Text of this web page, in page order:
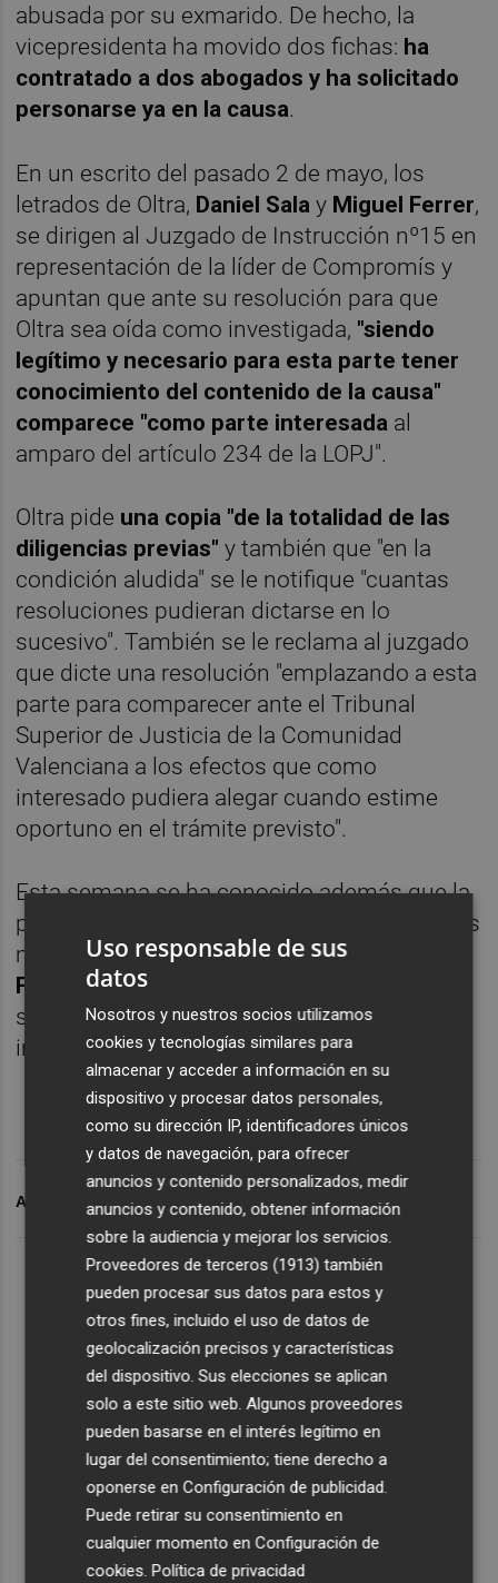
abusada por su exmarido. De hecho, la
vicepresidenta ha movido dos fichas: ha
contratado a dos abogados y ha solicitado
personarse ya en la causa.
En un escrito del pasado 2 de mayo, los
letrados de Oltra, Daniel Sala y Miguel Ferrer,
se dirigen al Juzgado de Instrucción nº15 en
representación de la líder de Compromís y
apuntan que ante su resolución para que
Oltra sea oída como investigada, "siendo
legítimo y necesario para esta parte tener
conocimiento del contenido de la causa"
comparece "como parte interesada al
amparo del artículo 234 de la LOPJ".
Oltra pide una copia "de la totalidad de las
diligencias previas" y también que "en la
condición aludida" se le notifique "cuantas
resoluciones pudieran dictarse en lo
sucesivo". También se le reclama al juzgado
que dicte una resolución "emplazando a esta
parte para comparecer ante el Tribunal
Superior de Justicia de la Comunidad
Valenciana a los efectos que como
interesado pudiera alegar cuando estime
oportuno en el trámite previsto".
Esta semana se ha conocido además que la
presidenta del Tribunal,
, y los
magistradosVicente Torres yAntonio
Ferrer
(ponente) serán los que decidan
sobre la citación o no de Oltra como
investigada.
ARCHIVADO EN
Uso responsable de sus
datos
Nosotros y nuestros socios utilizamos
cookies y tecnologías similares para
almacenar y acceder a información en su
dispositivo y procesar datos personales,
como su dirección IP, identificadores únicos
y datos de navegación, para ofrecer
anuncios y contenido personalizados, medir
anuncios y contenido, obtener información
sobre la audiencia y mejorar los servicios.
Proveedores de terceros (1913) también
pueden procesar sus datos para estos y
otros fines, incluido el uso de datos de
geolocalización precisos y características
del dispositivo. Sus elecciones se aplican
solo a este sitio web. Algunos proveedores
pueden basarse en el interés legítimo en
lugar del consentimiento; tiene derecho a
oponerse enConfiguración de publicidad
Puede retirar su consentimiento en
cualquier momento enConfiguración de
cookies .Política de privacidad